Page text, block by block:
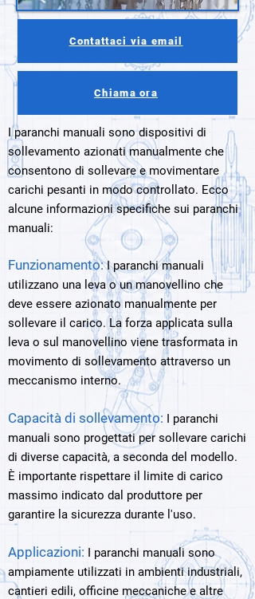
Contattaci via email
Chiama ora
I paranchi manuali sono dispositivi di
sollevamento azionati manualmente che
consentono di sollevare e movimentare
carichi pesanti in modo controllato. Ecco
alcune informazioni specifiche sui paranchi
manuali:
Funzionamento: I paranchi manuali
utilizzano una leva o un manovellino che
deve essere azionato manualmente per
sollevare il carico. La forza applicata sulla
leva o sul manovellino viene trasformata in
movimento di sollevamento attraverso un
meccanismo interno.
Capacità di sollevamento: I paranchi
manuali sono progettati per sollevare carichi
di diverse capacità, a seconda del modello.
È importante rispettare il limite di carico
massimo indicato dal produttore per
garantire la sicurezza durante l'uso.
Applicazioni: I paranchi manuali sono
ampiamente utilizzati in ambienti industriali,
cantieri edili, officine meccaniche e altre